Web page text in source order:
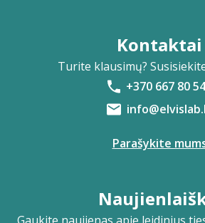
Kontaktai
Turite klausimų?
+370 667 80
Parašykite